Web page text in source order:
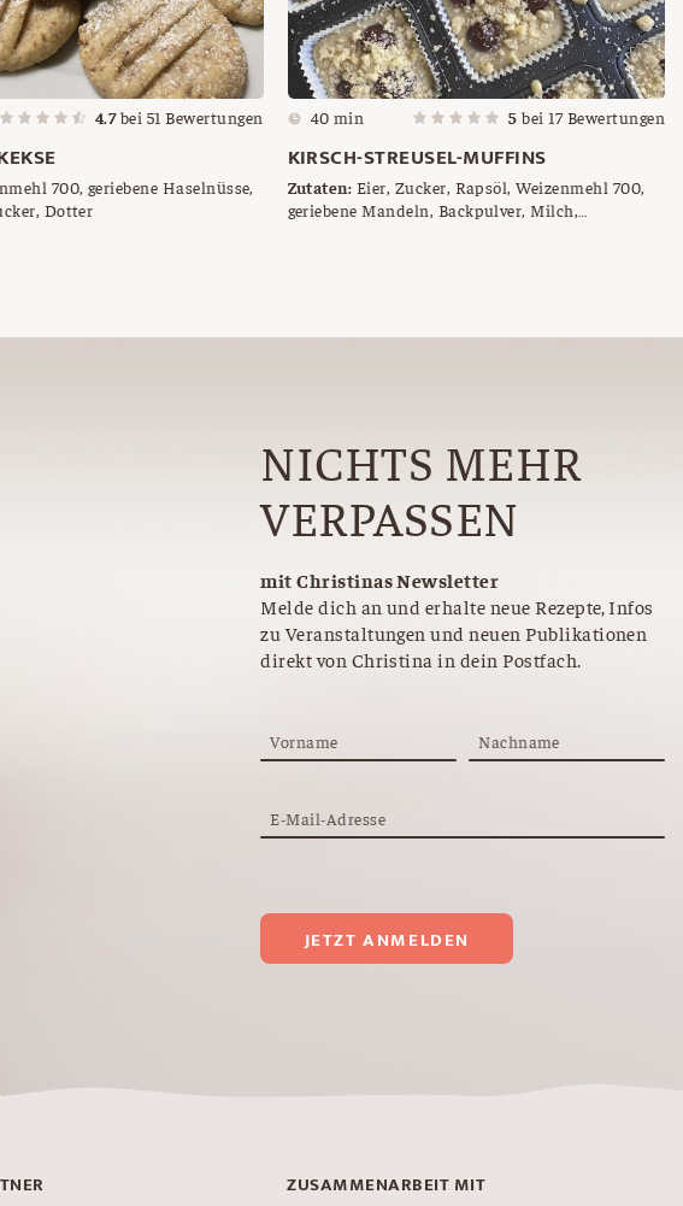
4.7 bei 51 Bewertungen
700, geriebene Haselnüsse,
Dotter
40 min 5 bei17Bewertungen
KIRSCH-STREUSEL-MUFFINS
Zutaten: Eier, Zucker, Rapsöl, Weizenmehl 700,
geriebene Mandeln, Backpulver, Milch,
NICHTS MEHR
VERPASSEN
mit Christinas Newsletter
Melde dich an und erhalte neue Rezepte, Infos
zu Veranstaltungen und neuen Publikationen
direkt von Christina in dein Postfach.
Vorname Nachname
E-Mail-Adresse
JETZT ANMELDEN
ZUSAMMENARBEIT MIT